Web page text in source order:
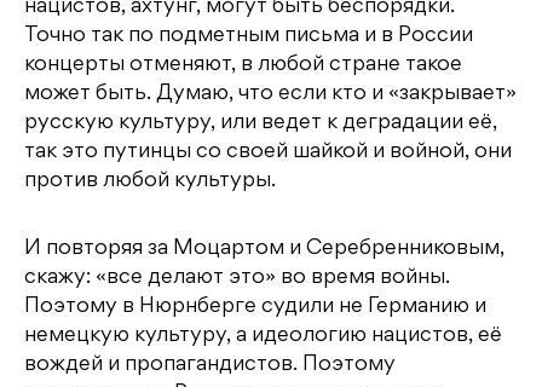
нацистов, ахтунг, могут быть беспорядки.
Точно так по подметным письма и в России
концерты отменяют, в любой стране такое
может быть. Думаю, что если кто и «закрывает»
русскую культуру, или ведет к деградации её,
так это путинцы со своей шайкой и войной, они
против любой культуры.
И повторяя за Моцартом и Серебренниковым,
скажу: «все делают это» во время войны.
Поэтому в Нюрнберге судили не Германию и
немецкую культуру, а идеологию нацистов, её
вождей и пропагандистов. Поэтому